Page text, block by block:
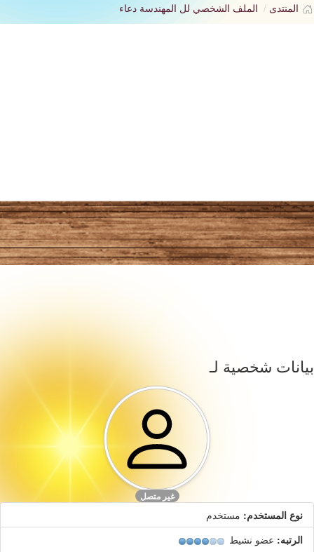
المنتدى الملف الشخصي لل المهندسة دعاء
بيانات شخصية لـ
غير متصل
نوع المستخدم: مستخدم
الرتبه: عضو نشيط